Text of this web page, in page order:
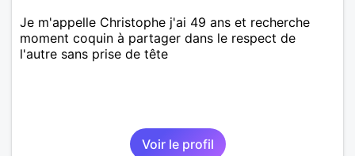
Je m'appelle Christophe j'ai 49 ans et recherche
moment coquin à partager dans le respect de
l'autre sans prise de tête
Voir le profil